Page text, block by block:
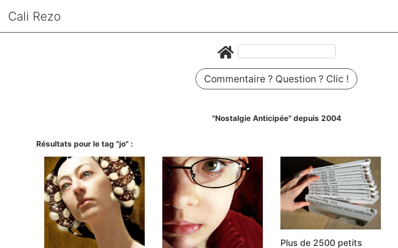
Cali Rezo
Commentaire ? Question ? Clic !
"Nostalgie Anticipée" depuis 2004
Résultats pour le tag "jo" :
Plus de 2500 petits